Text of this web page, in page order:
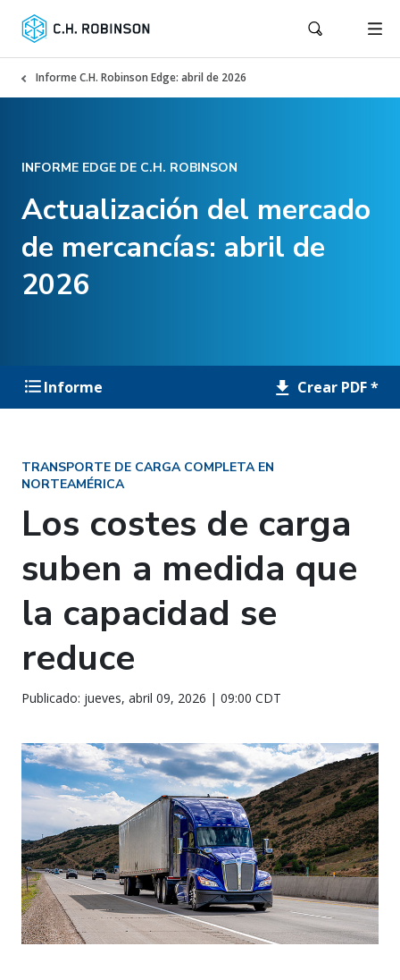
Informe C.H. Robinson Edge: abril de 2026
INFORME EDGE DE C.H. ROBINSON
Actualización del mercado
de mercancías: abril de
2026
Informe Crear PDF *
TRANSPORTE DE CARGA COMPLETA EN
NORTEAMÉRICA
Los costes de carga
suben a medida que
la capacidad se
reduce
Publicado: jueves, abril 09, 2026 | 09:00 CDT